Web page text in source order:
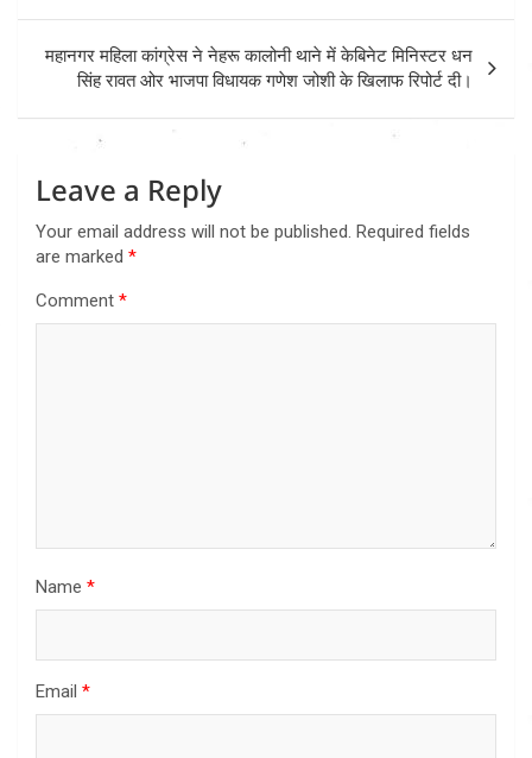
महानगर महिला कांग्रेस ने नेहरू कालोनी थाने में केबिनेट मिनिस्टर धन
सिंह रावत ओर भाजपा विधायक गणेश जोशी के खिलाफ रिपोर्ट दी।
Leave a Reply
Your email address will not be published. Required fields
are marked *
Comment *
Name *
Email *